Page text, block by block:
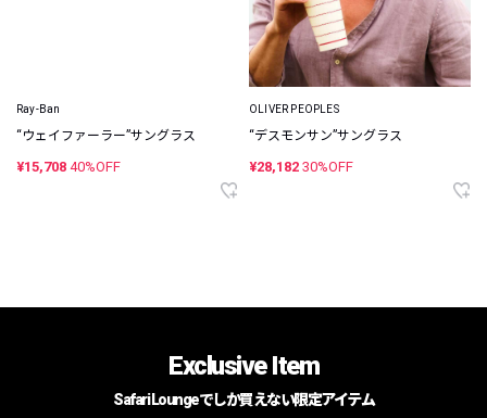
Ray-Ban
“ウェイファーラー”サングラス
¥15,708 40%OFF
OLIVER PEOPLES
“デスモンサン”サングラス
¥28,182 30%OFF
Exclusive Item
Safari Loungeでしか買えない限定アイテム